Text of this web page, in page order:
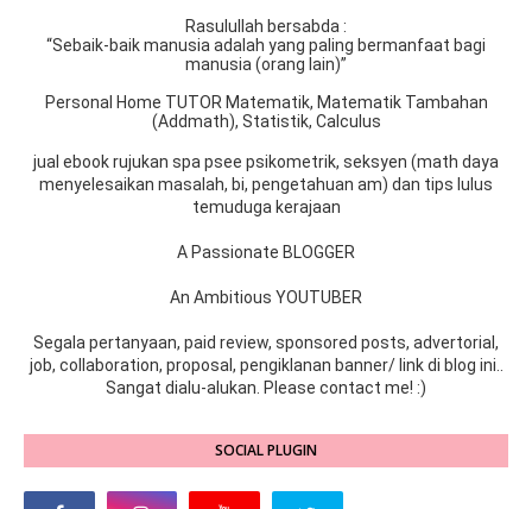
Rasulullah bersabda :
“Sebaik-baik manusia adalah yang paling bermanfaat bagi
manusia (orang lain)”
Personal Home TUTOR Matematik, Matematik Tambahan
(Addmath), Statistik, Calculus
jual ebook rujukan spa psee psikometrik, seksyen (math daya
menyelesaikan masalah, bi, pengetahuan am) dan tips lulus
temuduga kerajaan
A Passionate BLOGGER
An Ambitious YOUTUBER
Segala pertanyaan, paid review, sponsored posts, advertorial,
job, collaboration, proposal, pengiklanan banner/ link di blog ini..
Sangat dialu-alukan. Please contact me! :)
SOCIAL PLUGIN